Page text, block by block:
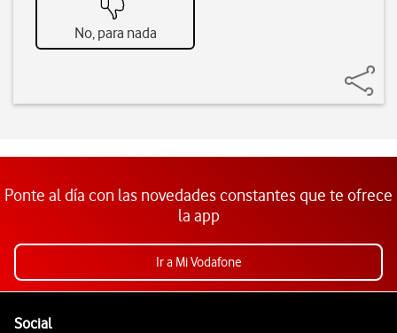
No, para nada
Ponte al día con las novedades constantes que te ofrece
la app
Ir a Mi Vodafone
SocialEnlaces a las redes sociales de Vodafone